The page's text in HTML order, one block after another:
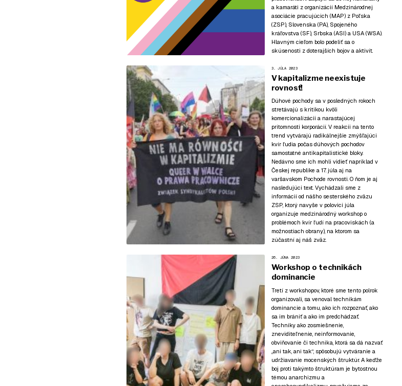
a kamaráti z organizácií Medzinárodnej
asociácie pracujúcich (MAP) z Poľska
(ZSP), Slovenska (PA), Spojeného
kráľovstva (SF), Srbska (ASI) a USA (WSA).
Hlavným cieľom bolo podeliť sa o
skúsenosti z doterajších bojov a aktivít.
3. JÚLA 2023
V kapitalizme neexistuje
rovnosť!
Dúhové pochody sa v posledných rokoch
stretávajú s kritikou kvôli
komercionalizácii a narastajúcej
prítomnosti korporácií. V reakcii na tento
trend vytvárajú radikálnejšie zmýšľajúci
kvír ľudia počas dúhových pochodov
samostatné antikapitalistické bloky.
Nedávno sme ich mohli vidieť napríklad v
Českej republike a 17. júla aj na
varšavskom Pochode rovnosti. O ňom je aj
nasledujúci text. Vychádzali sme z
informácií od nášho sesterského zväzu
ZSP, ktorý navyše v polovici júla
organizuje medzinárodný workshop o
problémoch kvír ľudí na pracoviskách (a
možnostiach obrany), na ktorom sa
zúčastní aj náš zväz.
26. JÚNA 2023
Workshop o technikách
dominancie
Tretí z workshopov, ktoré sme tento polrok
organizovali, sa venoval technikám
dominancie a tomu, ako ich rozpoznať, ako
sa im brániť a ako im predchádzať.
Techniky ako zosmiešnenie,
zneviditeľnenie, neinformovanie,
obviňovanie či technika, ktorá sa dá nazvať
„ani tak, ani tak“, spôsobujú vytváranie a
udržiavanie mocenských štruktúr. A keďže
boj proti takýmto štruktúram je bytostnou
témou anarchizmu a